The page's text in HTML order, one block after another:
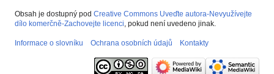
Obsah je dostupný pod Creative Commons Uveďte autora-Nevyužívejte
dílo komerčně-Zachovejte licenci , pokud není uvedeno jinak.
Informace o slovníku Ochrana osobních údajů Kontakty